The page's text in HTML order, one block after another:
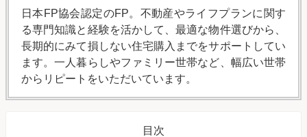
日本FP協会認定のFP。不動産やライフプランに関す
る専門知識と経験を活かして、最適な物件選びから、
長期的にみて損しない住宅購入までをサポートしてい
ます。一人暮らしやファミリー世帯など、幅広い世帯
からリピートをいただいています。
目次